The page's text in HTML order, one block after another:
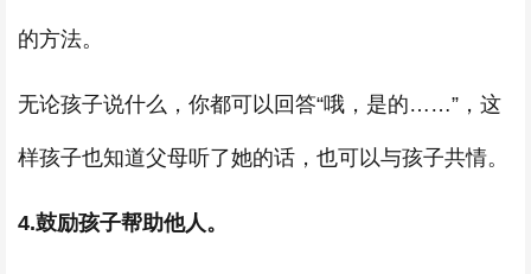
的方法。
无论孩子说什么，你都可以回答“哦，是的……”，这
样孩子也知道父母听了她的话，也可以与孩子共情。
4.鼓励孩子帮助他人。